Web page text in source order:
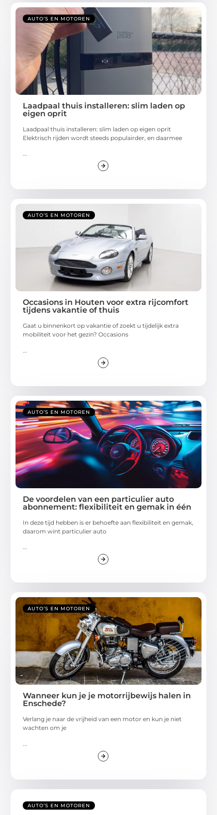
AUTO’S EN MOTOREN
Laadpaal thuis installeren: slim laden op
eigen oprit
Laadpaal thuis installeren: slim laden op eigen oprit
Elektrisch rijden wordt steeds populairder, en daarmee
...
AUTO’S EN MOTOREN
Occasions in Houten voor extra rijcomfort
tijdens vakantie of thuis
Gaat u binnenkort op vakantie of zoekt u tijdelijk extra
mobiliteit voor het gezin? Occasions
AUTO’S EN MOTOREN
De voordelen van een particulier auto
abonnement: flexibiliteit en gemak in één
In deze tijd hebben is er behoefte aan flexibiliteit en gemak,
daarom wint particulier auto
...
AUTO’S EN MOTOREN
Wanneer kun je je motorrijbewijs halen in
Enschede?
Verlang je naar de vrijheid van een motor en kun je niet
wachten om je
AUTO’S EN MOTOREN